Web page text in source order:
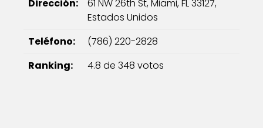
Dirección:
61 NW 26th St, Miami, FL 33127,
Estados Unidos
Teléfono:
(786) 220-2828
Ranking:
4.8 de 348 votos